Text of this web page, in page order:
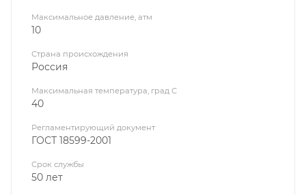
Максимальное давление, атм
10
Страна происхождения
Россия
Максимальная температура, град С
40
Регламентирующий документ
ГОСТ 18599-2001
Срок службы
50 лет